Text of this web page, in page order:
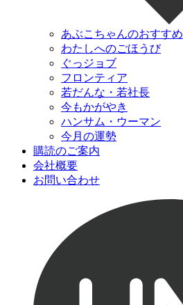
あぶこちゃんのおすすめ
わたしへのごほうび
ぐっジョブ
フロンティア
若だんな・若社長
今もかがやき
ハンサム・ウーマン
今月の運勢
購読のご案内
会社概要
お問い合わせ